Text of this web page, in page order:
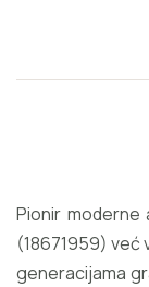
Pionir moderne
(18671959) već
generacijama